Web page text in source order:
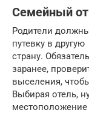
Семейный
Родители
путевку в другую
страну.
заранее,
выселения,
Выбирая отель,